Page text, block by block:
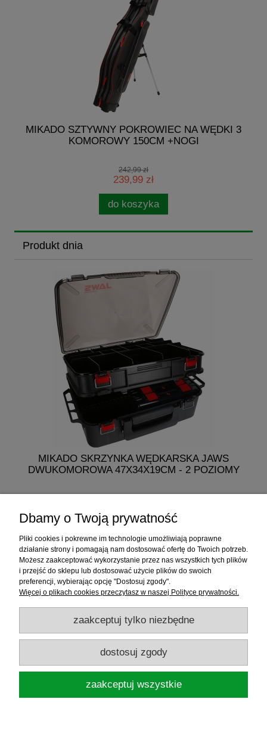
MIKADO SZTYWNY POKROWIEC NA WĘDKI 3
KOMOROWY 150CM +NOGI
242,99 zł
239,99 zł
do koszyka
Produkt dnia
MIKADO SKRZYNKA WĘDKARSKA JAWS
DWUKOMOROWA 47X34X19CM - 2 POZIOMY
do koszyka
Informacje
Sklep internetowy
RATY
Promocje
Sklep Wędkarski ELDORADOul.Warszawska 35, 05-092 Łomianki, woj.
mazowieckie, NIP: 1181719450
Dbamy o Twoją prywatność
Pliki cookies i pokrewne im technologie umożliwiają poprawne
działanie strony i pomagają nam dostosować ofertę do Twoich potrzeb.
Możesz zaakceptować wykorzystanie przez nas wszystkich tych plików
i przejść do sklepu lub dostosować użycie plików do swoich
preferencji, wybierając opcję "Dostosuj zgody".
Więcej o plikach cookies przeczytasz w naszej Polityce prywatności.
zaakceptuj tylko niezbędne
dostosuj zgody
zaakceptuj wszystkie